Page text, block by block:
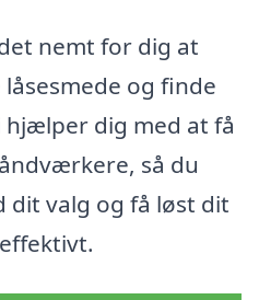
nemt for dig at
og finde
dig med at få
så du
dit valg og få løst dit